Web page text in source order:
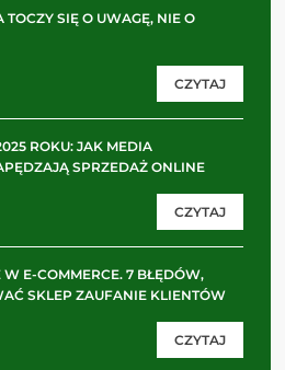
TOCZY SIĘ O UWAGĘ, NIE O
CZYTAJ
ROKU: JAK MEDIA
SPRZEDAŻ ONLINE
CZYTAJ
E-COMMERCE. 7 BŁĘDÓW,
SKLEP ZAUFANIE KLIENTÓW
CZYTAJ